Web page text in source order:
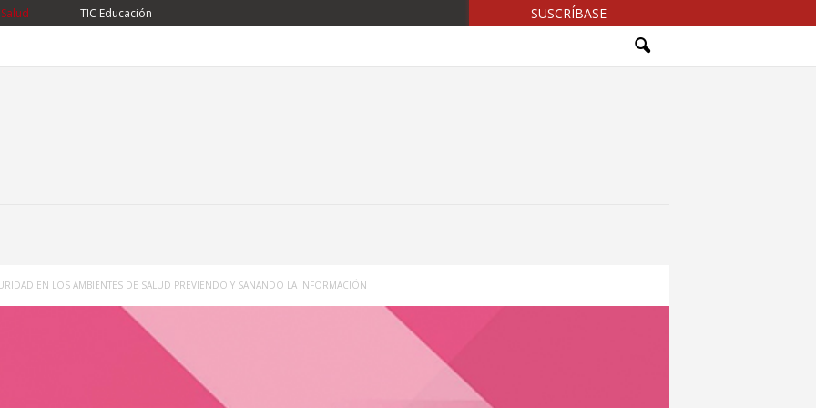
TIC Educación
SUSCRÍBASE
EN LOS AMBIENTES DE SALUD PREVIENDO Y SANANDO LA INFORMACIÓN